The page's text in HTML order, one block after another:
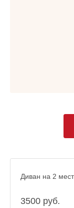
Диван на 2
3500 руб.